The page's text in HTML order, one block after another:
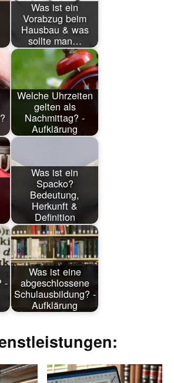
Was ist ein
Vorabzug beim
Hausbau & was
sollte man…
Welche Uhrzeiten
gelten als
Nachmittag? -
Aufklärung
Was ist ein
Spacko?
Bedeutung,
Herkunft &
Definition
-
Was ist eine
abgeschlossene
Schulausbildung? -
Aufklärung